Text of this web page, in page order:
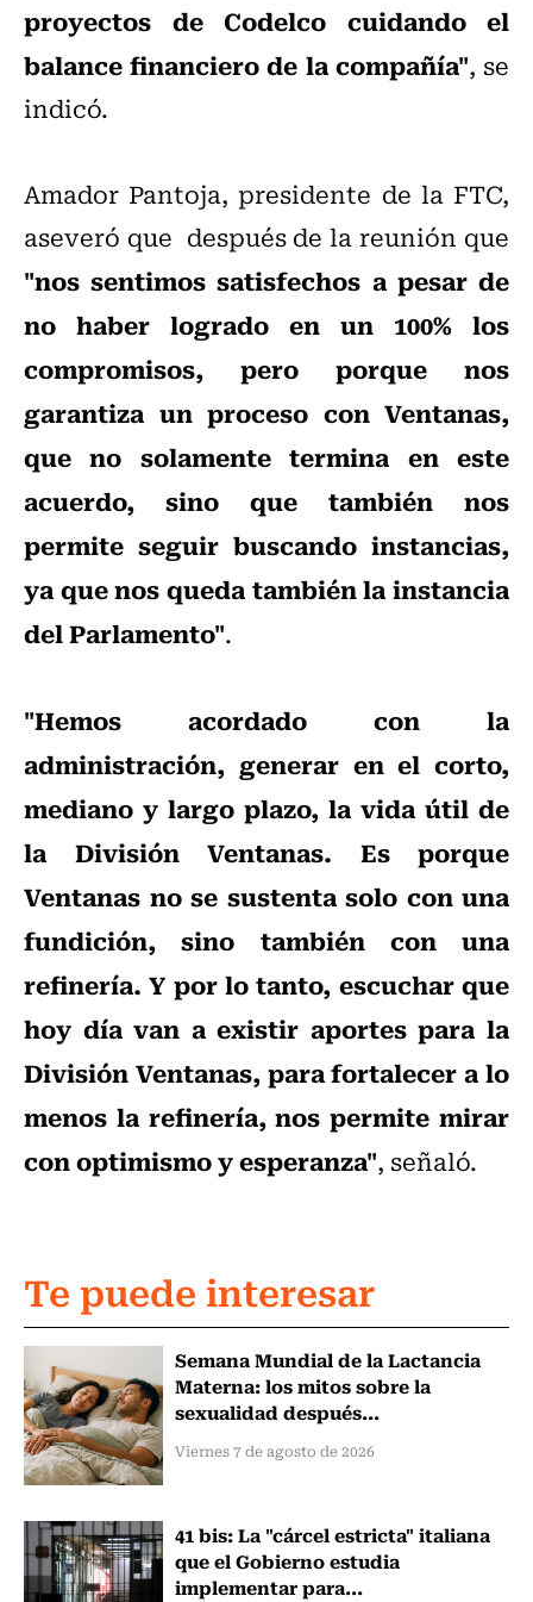
proyectos de Codelco cuidando el
balance financiero de la compañía", se
indicó.
Amador Pantoja, presidente de la FTC,
aseveró que después de la reunión que
"nos sentimos satisfechos a pesar de
no haber logrado en un 100% los
compromisos, pero porque nos
garantiza un proceso con Ventanas,
que no solamente termina en este
acuerdo, sino que también nos
permite seguir buscando instancias,
ya que nos queda también la instancia
del Parlamento".
"Hemos acordado con la
administración, generar en el corto,
mediano y largo plazo, la vida útil de
la División Ventanas. Es porque
Ventanas no se sustenta solo con una
fundición, sino también con una
refinería. Y por lo tanto, escuchar que
hoy día van a existir aportes para la
División Ventanas, para fortalecer a lo
menos la refinería, nos permite mirar
con optimismo y esperanza", señaló.
Te puede interesar
Semana Mundial de la Lactancia
Materna: los mitos sobre la
sexualidad después...
Viernes 7 de agosto de 2026
41 bis: La "cárcel estricta" italiana
que el Gobierno estudia
implementar para...